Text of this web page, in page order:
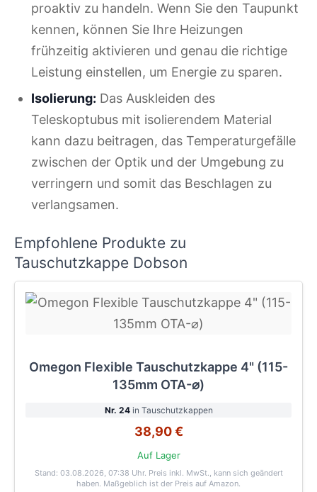
proaktiv zu handeln. Wenn Sie den Taupunkt
kennen, können Sie Ihre Heizungen
frühzeitig aktivieren und genau die richtige
Leistung einstellen, um Energie zu sparen.
Isolierung: Das Auskleiden des
Teleskoptubus mit isolierendem Material
kann dazu beitragen, das Temperaturgefälle
zwischen der Optik und der Umgebung zu
verringern und somit das Beschlagen zu
verlangsamen.
Empfohlene Produkte zu
Tauschutzkappe Dobson
Omegon Flexible Tauschutzkappe 4" (115-
135mm OTA-⌀)
Nr. 24in Tauschutzkappen
38,90 €
Auf Lager
Stand: 03.08.2026, 07:38 Uhr. Preis inkl. MwSt., kann sich geändert
haben. Maßgeblich ist der Preis auf Amazon.